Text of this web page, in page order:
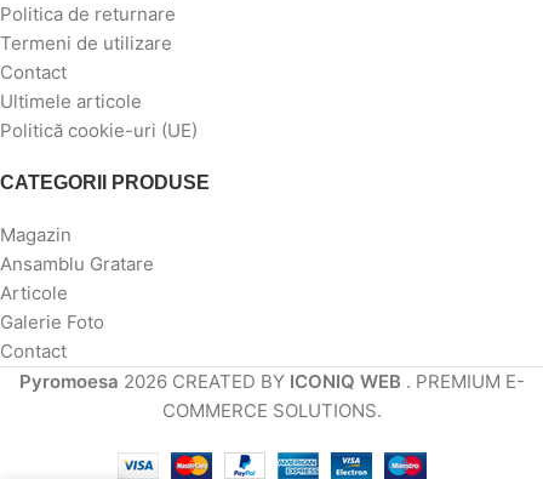
Politica de returnare
Termeni de utilizare
Contact
Ultimele articole
Politică cookie-uri (UE)
CATEGORII PRODUSE
Magazin
Ansamblu Gratare
Articole
Galerie Foto
Contact
Pyromoesa 2026 CREATED BY ICONIQ WEB . PREMIUM E-
COMMERCE SOLUTIONS.